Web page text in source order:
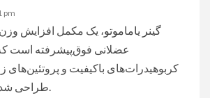
pm
گینر یاماموتو، یک مکمل افزایش
عضلانی فوق‌پیشرفته است که
کربوهیدرات‌های باکیفیت و پروتئین‌های